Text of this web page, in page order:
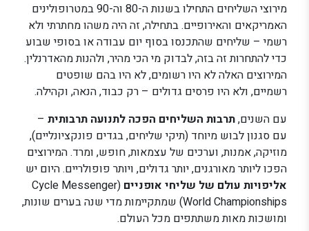
מירוצי השליחים התחילו בשנות ה-80 וה-90 במטרופולינים
האמריקאים והאירופיים. בתחילה, זה היה משהו מחתרתי ולא
רשמי – שליחים שהתכנסו בסוף יום עבודה או בסופי שבוע
כדי להתחרות זה בזה, לבדוק מי הכי מהיר, ולהנות מהאדרנלין.
המירוצים האלה לא היו רשומים, לא היו בהם שופטים
רשמיים, ולא היו פרסים גדולים – רק כבוד, הנאה, וקהילה.
עם השנים,תרבות השליחים הפכה לתנועה תרבותית –
עם סגנון לבוש מיוחד (תיקי שליחים, בגדים פונקציונליים),
מוזיקה, אמנות, וערכים של עצמאות, חופש, ומרד. המירוצים
הפכו ליותר מאורגנים, יותר גדולים, ויותר פופולריים. היום יש
אליפויות עולם של שליחי אופניים (Cycle Messenger
World Championships) שמתקיימות מדי שנה בערים שונות,
ומושכות מאות משתתפים מכל העולם.